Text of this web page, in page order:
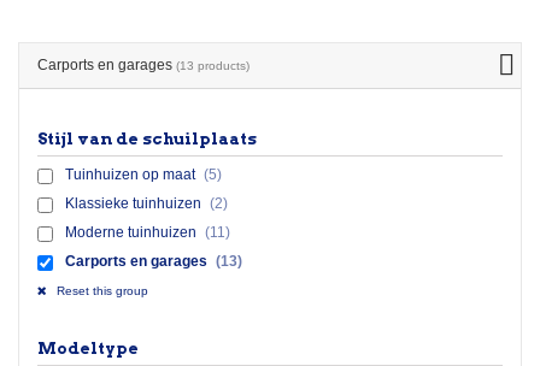
Carports en garages (13 products)
Stijl van de schuilplaats
Tuinhuizen op maat (5)
Klassieke tuinhuizen (2)
Moderne tuinhuizen (11)
Carports en garages (13)
Reset this group
Modeltype